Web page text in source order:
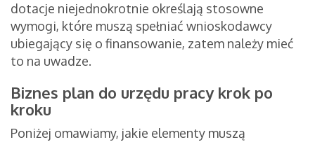
dotacje niejednokrotnie określają stosowne
wymogi, które muszą spełniać wnioskodawcy
ubiegający się o finansowanie, zatem należy mieć
to na uwadze.
Biznes plan do urzędu pracy krok po
kroku
Poniżej omawiamy, jakie elementy muszą